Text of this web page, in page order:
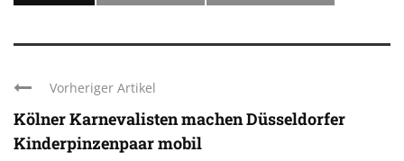
Vorheriger Artikel
Kölner Karnevalisten machen Düsseldorfer
Kinderpinzenpaar mobil